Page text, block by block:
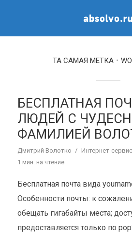
ТА САМАЯ МЕТКА
БЕСПЛАТНАЯ
ЛЮДЕЙ С
ФАМИЛИЕЙ
Дмитрий Волотко
Интернет-
1 мин. на чтение
Бесплатная почта вида
Особенности почты: к
обещать гигабайты места;
предоставляется только по